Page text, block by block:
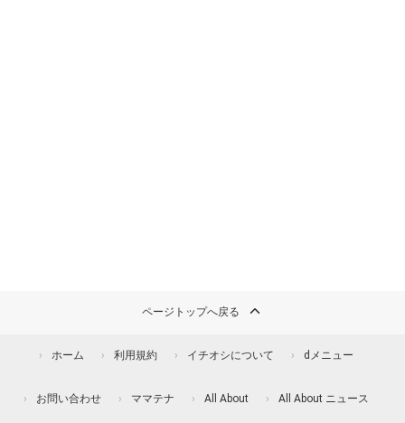
ページトップへ戻る
ホーム 利用規約 イチオシについて dメニュー
お問い合わせ ママテナ All About All About ニュース